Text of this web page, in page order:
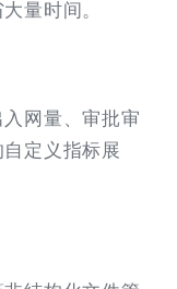
量时间。
网量、审批审
定义指标展